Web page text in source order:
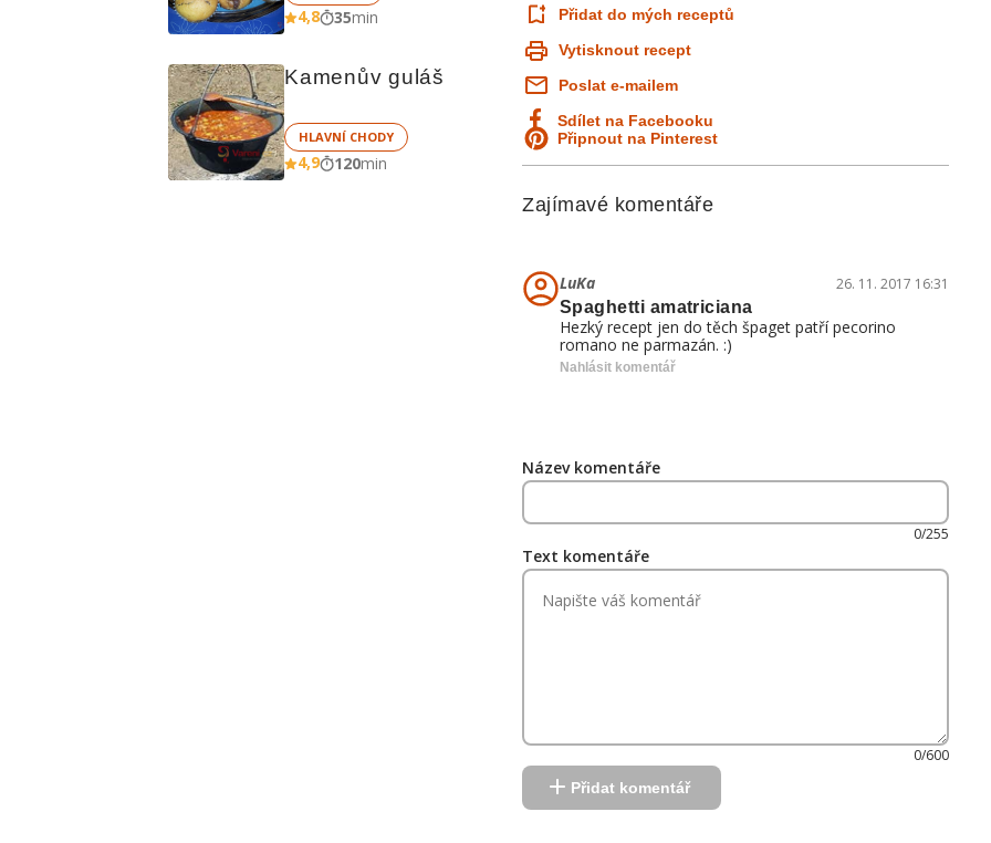
4,8 35min
Kamenův guláš
HLAVNÍ CHODY
4,9 120min
Přidat do mých receptů
Vytisknout recept
Poslat e-mailem
Sdílet na Facebooku
Připnout na Pinterest
Zajímavé komentáře
LuKa
26. 11. 2017 16:31
Spaghetti amatriciana
Hezký recept jen do těch špaget patří pecorino
romano ne parmazán. :)
Nahlásit komentář
Název komentáře
0/255
Text komentáře
0/600
Přidat komentář